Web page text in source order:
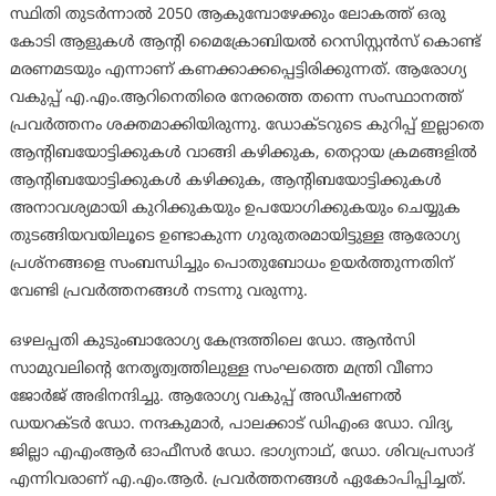
സ്ഥിതി തുടര്‍ന്നാല്‍ 2050 ആകുമ്പോഴേക്കും ലോകത്ത് ഒരു
കോടി ആളുകള്‍ ആന്റി മൈക്രോബിയല്‍ റെസിസ്റ്റന്‍സ് കൊണ്ട്
മരണമടയും എന്നാണ് കണക്കാക്കപ്പെട്ടിരിക്കുന്നത്. ആരോഗ്യ
വകുപ്പ് എ.എം.ആറിനെതിരെ നേരത്തെ തന്നെ സംസ്ഥാനത്ത്
പ്രവര്‍ത്തനം ശക്തമാക്കിയിരുന്നു. ഡോക്ടറുടെ കുറിപ്പ് ഇല്ലാതെ
ആന്റിബയോട്ടിക്കുകള്‍ വാങ്ങി കഴിക്കുക, തെറ്റായ ക്രമങ്ങളില്‍
ആന്റിബയോട്ടിക്കുകള്‍ കഴിക്കുക, ആന്റിബയോട്ടിക്കുകള്‍
അനാവശ്യമായി കുറിക്കുകയും ഉപയോഗിക്കുകയും ചെയ്യുക
തുടങ്ങിയവയിലൂടെ ഉണ്ടാകുന്ന ഗുരുതരമായിട്ടുള്ള ആരോഗ്യ
പ്രശ്‌നങ്ങളെ സംബന്ധിച്ചും പൊതുബോധം ഉയര്‍ത്തുന്നതിന്
വേണ്ടി പ്രവര്‍ത്തനങ്ങള്‍ നടന്നു വരുന്നു.
ഒഴലപ്പതി കുടുംബാരോഗ്യ കേന്ദ്രത്തിലെ ഡോ. ആന്‍സി
സാമുവലിന്റെ നേതൃത്വത്തിലുള്ള സംഘത്തെ മന്ത്രി വീണാ
ജോര്‍ജ് അഭിനന്ദിച്ചു. ആരോഗ്യ വകുപ്പ് അഡീഷണല്‍
ഡയറക്ടര്‍ ഡോ. നന്ദകുമാര്‍, പാലക്കാട് ഡിഎംഒ ഡോ. വിദ്യ,
ജില്ലാ എഎംആര്‍ ഓഫീസര്‍ ഡോ. ഭാഗ്യനാഥ്, ഡോ. ശിവപ്രസാദ്
എന്നിവരാണ് എ.എം.ആര്‍. പ്രവര്‍ത്തനങ്ങള്‍ ഏകോപിപ്പിച്ചത്.